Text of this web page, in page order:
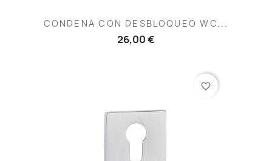
CONDENA CON DESBLOQUEO WC...
26,00 €
favorite_border